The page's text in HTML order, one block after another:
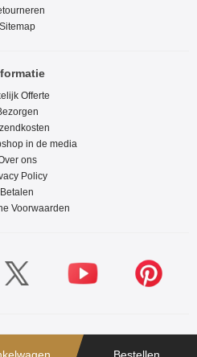
Sitemap
Offerte
in de media
ons
Policy
Betalen
Voorwaarden